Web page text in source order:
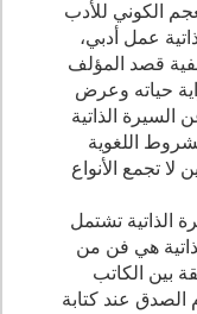
الكوني للأدب
عمل أدبي،
قصد المؤلف
حياته وعرض
السيرة الذاتية
اللغوية
تجمع الأنواع
الذاتية تشتمل
هي فن من
بين الكاتب
الصدق عند كتابة